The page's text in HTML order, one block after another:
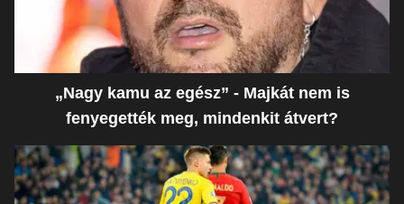
„Nagy kamu az egész” - Majkát nem is
fenyegették meg, mindenkit átvert?